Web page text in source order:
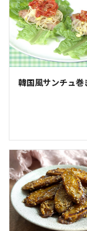
韓国風サンチュ巻